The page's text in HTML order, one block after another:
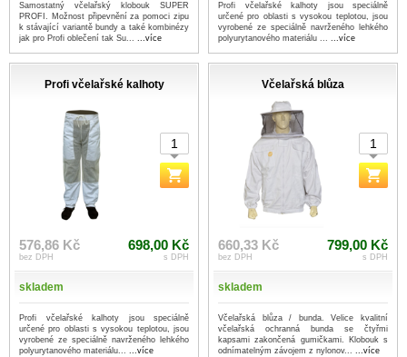
Samostatný včelařský klobouk SUPER
PROFI. Možnost připevnění za pomoci zipu
k stávající variantě bundy a také kombinézy
jak pro Profi oblečení tak Su... ...více
Profi včelařské kalhoty jsou speciálně
určené pro oblasti s vysokou teplotou, jsou
vyrobené ze speciálně navrženého lehkého
polyurytanového materiálu ... ...více
Profi včelařské kalhoty
576,86 Kč
bez DPH
698,00 Kč
s DPH
skladem
Profi včelařské kalhoty jsou speciálně
určené pro oblasti s vysokou teplotou, jsou
vyrobené ze speciálně navrženého lehkého
polyurytanového materiálu... ...více
Včelařská blůza
660,33 Kč
bez DPH
799,00 Kč
s DPH
skladem
Včelařská blůza / bunda. Velice kvalitní
včelařská ochranná bunda se čtyřmi
kapsami zakončená gumičkami. Klobouk s
odnímatelným závojem z nylonov... ...více